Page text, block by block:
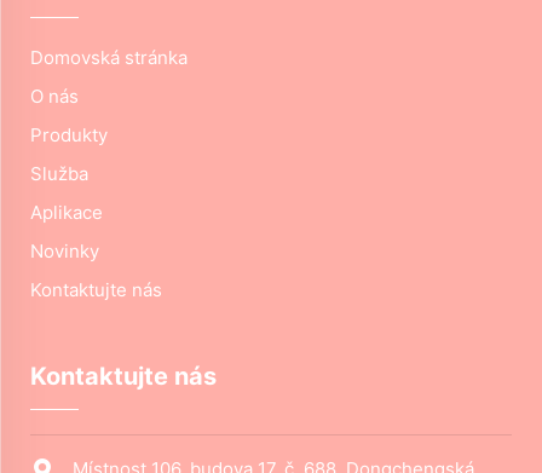
Domovská stránka
O nás
Produkty
Služba
Aplikace
Novinky
Kontaktujte nás
Kontaktujte nás